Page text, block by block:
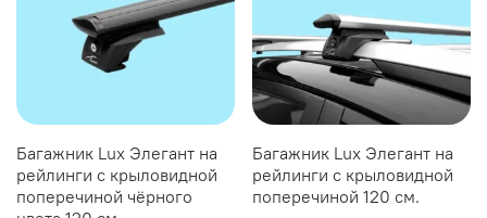
Багажник Lux Элегант на
рейлинги с крыловидной
поперечиной чёрного
Багажник Lux Элегант на
рейлинги с крыловидной
поперечиной 120 см.